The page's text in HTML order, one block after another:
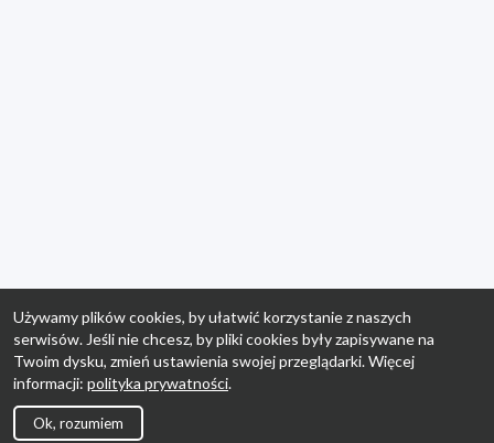
Używamy plików cookies, by ułatwić korzystanie z naszych
serwisów. Jeśli nie chcesz, by pliki cookies były zapisywane na
Twoim dysku, zmień ustawienia swojej przeglądarki. Więcej
informacji: polityka prywatności.
Ok, rozumiem